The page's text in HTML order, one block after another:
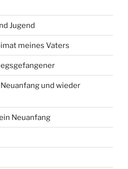
Jugend
meines Vaters
und wieder
Neuanfang